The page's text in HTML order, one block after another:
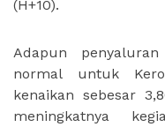
(H+10).
Adapun
normal untuk
kenaikan sebesar
meningkatnya